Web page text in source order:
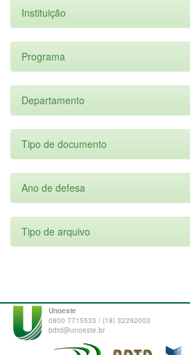
Instituição
Programa
Departamento
Tipo de documento
Ano de defesa
Tipo de arquivo
Unoeste
0800 7715533 / (18) 32292003
bdtd@unoeste.br